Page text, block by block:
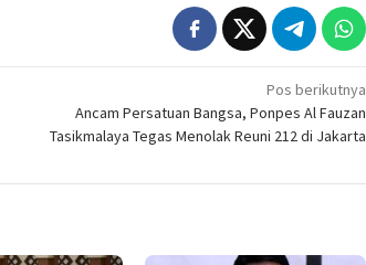
Pos berikutnya
Ancam Persatuan Bangsa, Ponpes Al Fauzan
Tasikmalaya Tegas Menolak Reuni 212 di Jakarta